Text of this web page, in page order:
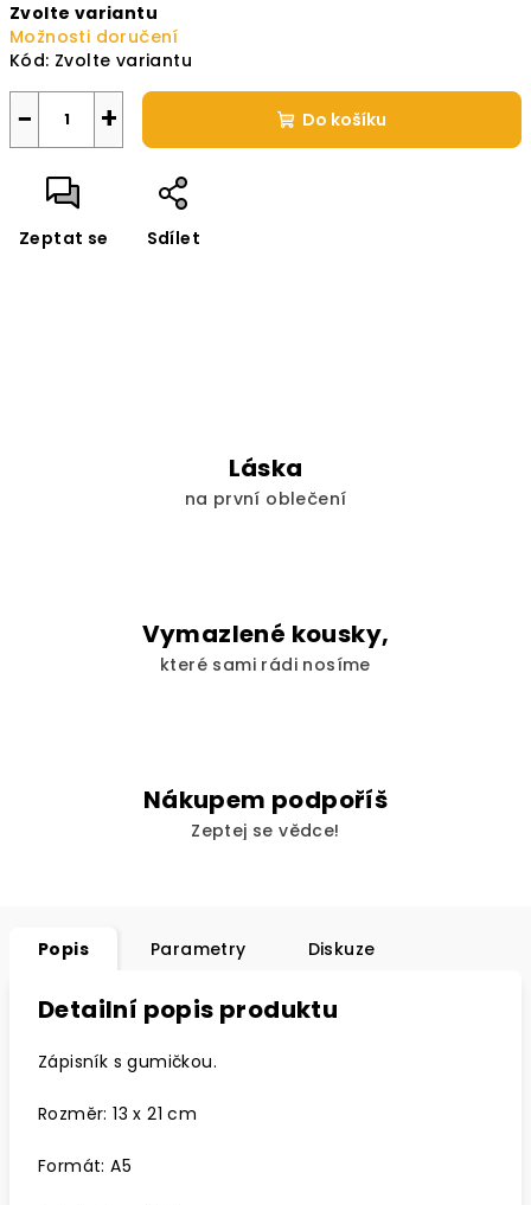
Zvolte variantu
Možnosti doručení
Kód: Zvolte variantu
+
− Do košíku
Zeptat se Sdílet
Láska
na první oblečení
Vymazlené kousky,
které sami rádi nosíme
Nákupem podpoříš
Zeptej se vědce!
Popis Parametry Diskuze
Detailní popis produktu
Zápisník s gumičkou.
Rozměr: 13 x 21 cm
Formát: A5